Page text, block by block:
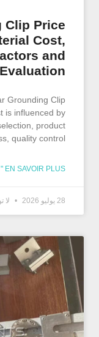
Clip Price
Cost,
and
Grounding Clip
is influenced by
product
quality control
EN SAVOIR PLUS "
28 يوليو 2026 لا